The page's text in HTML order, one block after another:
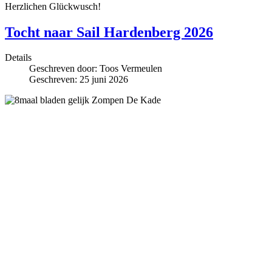
Herzlichen Glückwusch!
Tocht naar Sail Hardenberg 2026
Details
Geschreven door: Toos Vermeulen
Geschreven: 25 juni 2026